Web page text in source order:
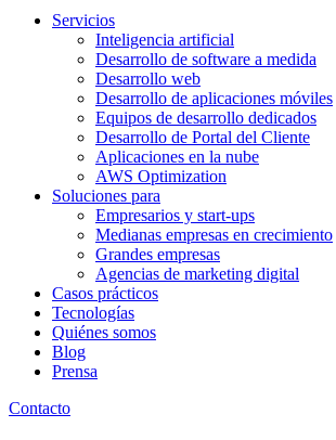
Servicios
Inteligencia artificial
Desarrollo de software a medida
Desarrollo web
Desarrollo de aplicaciones móviles
Equipos de desarrollo dedicados
Desarrollo de Portal del Cliente
Aplicaciones en la nube
AWS Optimization
Soluciones para
Empresarios y start-ups
Medianas empresas en crecimiento
Grandes empresas
Agencias de marketing digital
Casos prácticos
Tecnologías
Quiénes somos
Blog
Prensa
Contacto